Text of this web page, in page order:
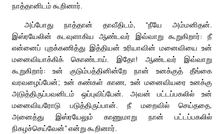
நாத்தானிடம் கூறினார்.
அப்போது நாத்தான் தாவீதிடம், “நீயே அம்மனிதன்.
இஸ்ரயேலின் கடவுளாகிய ஆண்டவர் இவ்வாறு கூறுகிறார்: நீ
என்னைப் புறக்கணித்து இத்தியன் உரியாவின் மனைவியை உன்
மனைவியாக்கிக் கொண்டாய். இதோ! ஆண்டவர் இவ்வாறு
கூறுகிறார்: உன் குடும்பத்தினின்றே நான் உனக்குத் தீங்கை
வரவழைப்பேன்; உன் கண்கள் காண, உன் மனைவியரை உனக்கு
அடுத்திருப்பவனிடம் ஒப்புவிப்பேன். அவன் பட்டப்பகலில் உன்
மனைவியரோடு படுத்திருப்பான். நீ மறைவில் செய்ததை,
அனைத்து இஸ்ரயேலும் காணுமாறு நான் பட்டப்பகலில்
நிகழச்செய்வேன்” என்று கூறினார்.